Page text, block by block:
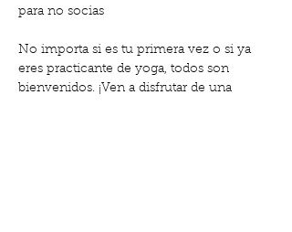
para no socias
No importa si es tu primera vez o si ya
eres practicante de yoga, todos son
bienvenidos. ¡Ven a disfrutar de una